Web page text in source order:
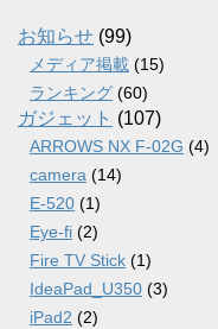
ブ
お知らせ (99)
メディア掲載 (15)
ランキング (60)
ガジェット (107)
ARROWS NX F-02G (4)
camera (14)
E-520 (1)
Eye-fi (2)
Fire TV Stick (1)
IdeaPad_U350 (3)
iPad2 (2)